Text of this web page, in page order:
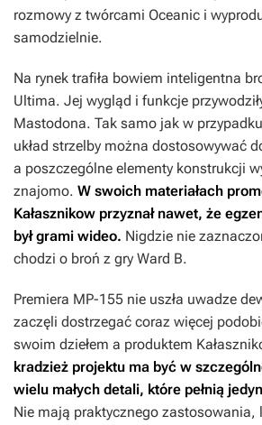
rozmowy z twórcami Oceanic i
samodzielnie.
Na rynek trafiła bowiem inteligentna
Ultima. Jej wygląd i funkcje
Mastodona. Tak samo jak w
układ strzelby można dostosowywać
a poszczególne elementy konstrukcji
znajomo. W swoich materiałach
Kałasznikow przyznał nawet, że
był grami wideo. Nigdzie nie
chodzi o broń z gry Ward B.
Premiera MP-155 nie uszła uwadze
zaczęli dostrzegać coraz więcej
swoim dziełem a produktem
kradzież projektu ma być w
wielu małych detali, które pełnią
Nie mają praktycznego zastosowania,